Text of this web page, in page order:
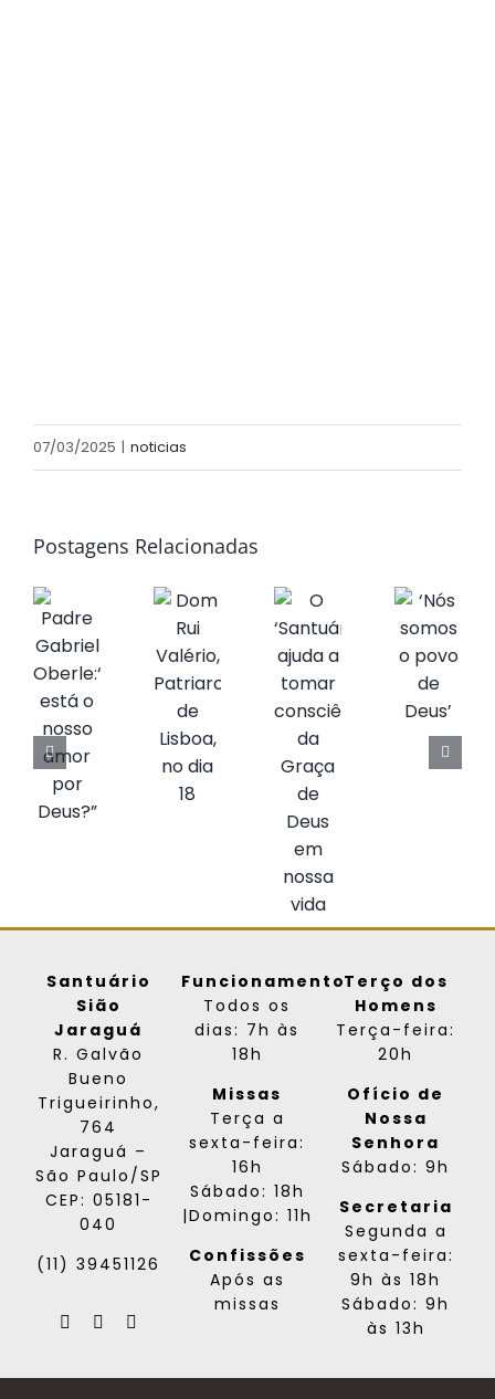
07/03/2025 | noticias
Postagens Relacionadas
Santuário
Sião
Jaraguá
R. Galvão
Bueno
Trigueirinho,
764
Jaraguá –
São Paulo/SP
CEP: 05181-
040
(11) 39451126
Funcionamento
Todos os
dias: 7h às
18h
Missas
Terça a
sexta-feira:
16h
Sábado: 18h
|Domingo: 11h
Confissões
Após as
missas
Terço dos
Homens
Terça-feira:
20h
Ofício de
Nossa
Senhora
Sábado: 9h
Secretaria
Segunda a
sexta-feira:
9h às 18h
Sábado: 9h
às 13h